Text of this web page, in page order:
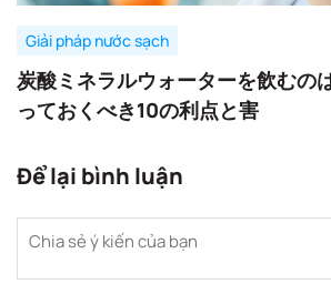
Giải pháp nước sạch
炭酸ミネラルウォーターを飲むの
っておくべき10の利点と害
Để lại bình luận